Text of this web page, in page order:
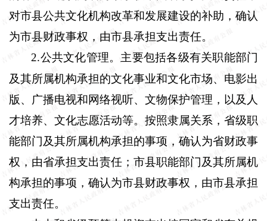
对市县公共文化机构改革和发展建设的补助，确认
为市县财政事权，由市县承担支出责任。
2.公共文化管理。主要包括各级有关职能部门
及其所属机构承担的文化事业和文化市场、电影出
版、广播电视和网络视听、文物保护管理，以及人
才培养、文化志愿活动等。按照隶属关系，省级职
能部门及其所属机构承担的事项，确认为省财政事
权，由省承担支出责任；市县职能部门及其所属机
构承担的事项，确认为市县财政事权，由市县承担
支出责任。